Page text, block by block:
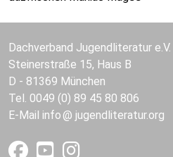
Dachverband Jugendliteratur e.V.
Steinerstraße 15, Haus B
D - 81369 München
Tel. 0049 (0) 89 45 80 806
E-Mail info jugendliteratur.org